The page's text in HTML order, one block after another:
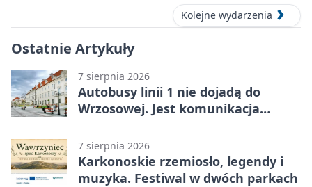
Kolejne wydarzenia
Ostatnie Artykuły
7 sierpnia 2026
Autobusy linii 1 nie dojadą do
Wrzosowej. Jest komunikacja
7 sierpnia 2026
Karkonoskie rzemiosło, legendy i
muzyka. Festiwal w dwóch parkach